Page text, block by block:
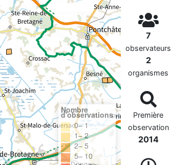
Nombre
d'observations
0– 1
1– 2
2– 5
5– 10
7
observateurs
2
organismes
Première
observation
2014